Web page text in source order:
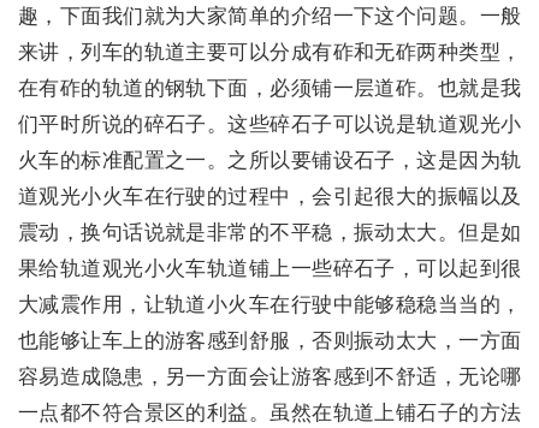
趣，下面我们就为大家简单的介绍一下这个问题。一般
来讲，列车的轨道主要可以分成有砟和无砟两种类型，
在有砟的轨道的钢轨下面，必须铺一层道砟。也就是我
们平时所说的碎石子。这些碎石子可以说是轨道观光小
火车的标准配置之一。之所以要铺设石子，这是因为轨
道观光小火车在行驶的过程中，会引起很大的振幅以及
震动，换句话说就是非常的不平稳，振动太大。但是如
果给轨道观光小火车轨道铺上一些碎石子，可以起到很
大减震作用，让轨道小火车在行驶中能够稳稳当当的，
也能够让车上的游客感到舒服，否则振动太大，一方面
容易造成隐患，另一方面会让游客感到不舒适，无论哪
一点都不符合景区的利益。虽然在轨道上铺石子的方法